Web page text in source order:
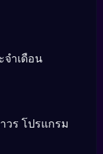
จำเดือน
าวร โปรแกรม